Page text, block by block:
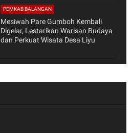
PEMKAB BALANGAN
Mesiwah Pare Gumboh Kembali
Digelar, Lestarikan Warisan Budaya
dan Perkuat Wisata Desa Liyu